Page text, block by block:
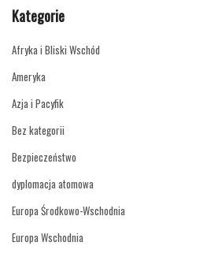
Kategorie
Afryka i Bliski Wschód
Ameryka
Azja i Pacyfik
Bez kategorii
Bezpieczeństwo
dyplomacja atomowa
Europa Środkowo-Wschodnia
Europa Wschodnia